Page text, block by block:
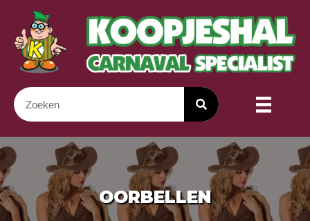
OORBELLEN